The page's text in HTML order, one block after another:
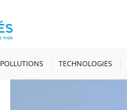
POLLUTIONS TECHNOLOGIES
ACCUEIL